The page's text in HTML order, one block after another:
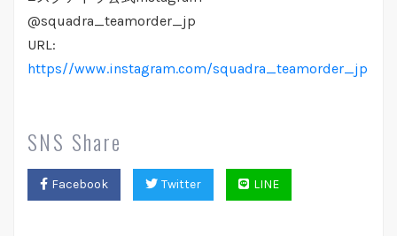
@squadra_teamorder_jp
URL:
https//www.instagram.com/squadra_teamorder_jp
SNS Share
Facebook Twitter LINE